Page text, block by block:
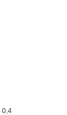
0,4